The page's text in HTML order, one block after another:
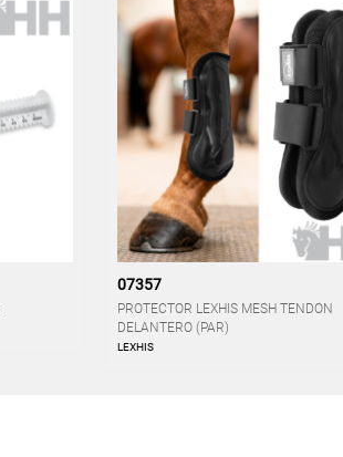
07357
PROTECTOR LEXHIS MESH TENDON
DELANTERO (PAR)
LEXHIS